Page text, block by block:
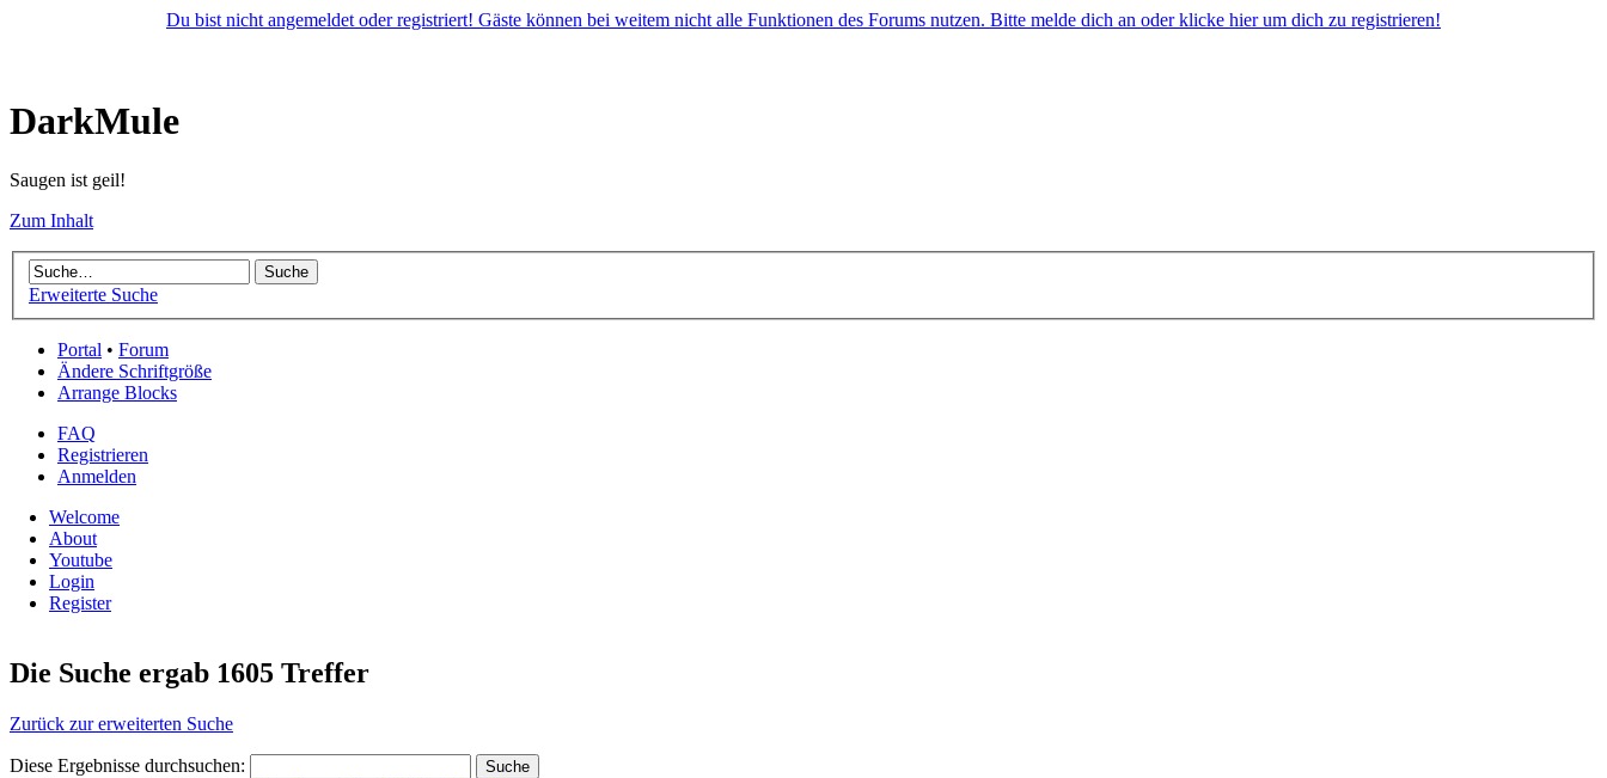
Du bist nicht angemeldet oder registriert! Gäste können bei weitem nicht alle Funktionen des Forums nutzen. Bitte melde dich an oder klicke hier um dich zu registrieren!
DarkMule
Saugen ist geil!
Zum Inhalt
Erweiterte Suche
Portal • Forum
Ändere Schriftgröße
Arrange Blocks
FAQ
Registrieren
Anmelden
Welcome
About
Youtube
Login
Register
Die Suche ergab 1605 Treffer
Zurück zur erweiterten Suche
Diese Ergebnisse durchsuchen: